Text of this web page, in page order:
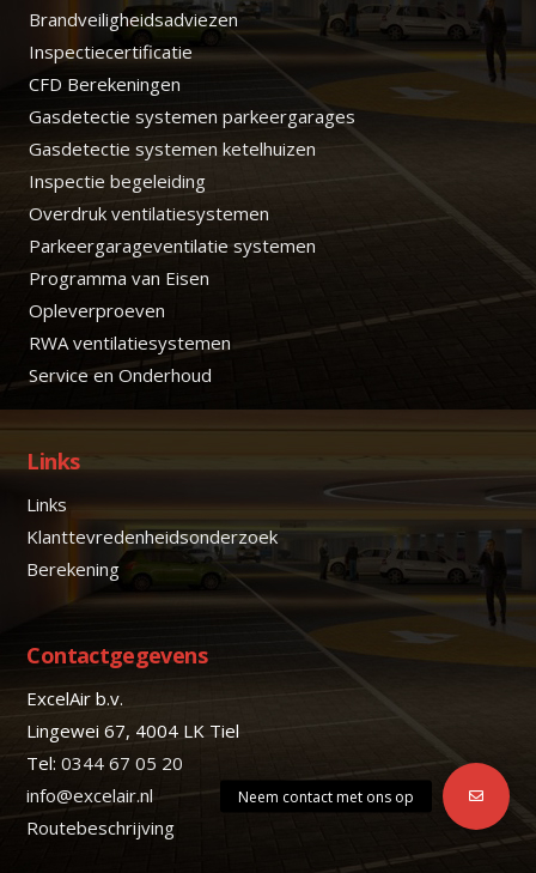
Brandveiligheidsadviezen
Inspectiecertificatie
CFD Berekeningen
Gasdetectie systemen parkeergarages
Gasdetectie systemen ketelhuizen
Inspectie begeleiding
Overdruk ventilatiesystemen
Parkeergarageventilatie systemen
Programma van Eisen
Opleverproeven
RWA ventilatiesystemen
Service en Onderhoud
Links
Links
Klanttevredenheidsonderzoek
Berekening
Contactgegevens
ExcelAir b.v.
Lingewei 67, 4004 LK Tiel
Tel:0344 67 05 20
info@excelair.nl
Routebeschrijving